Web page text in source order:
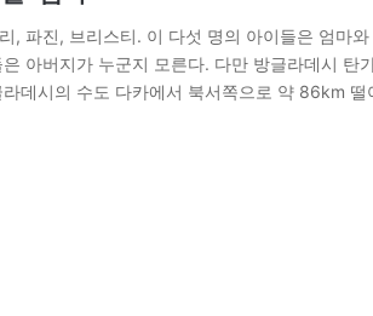
, 파진, 브리스티. 이 다섯 명의 아이들은 엄마
아버지가 누군지 모른다. 다만 방글라데시 탄
데시의 수도 다카에서 북서쪽으로 약 86km 떨